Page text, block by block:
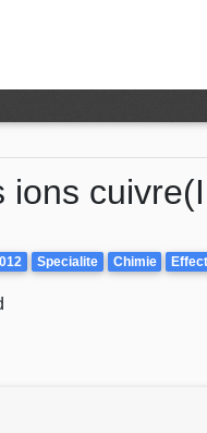
ions
Specialite Chimie